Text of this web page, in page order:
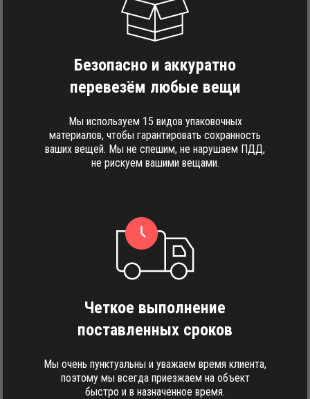
Безопасно и аккуратно
перевезём любые вещи
Мы используем 15 видов упаковочных
материалов, чтобы гарантировать сохранность
ваших вещей. Мы не спешим, не нарушаем ПДД,
не рискуем вашими вещами.
Четкое выполнение
поставленных сроков
Мы очень пунктуальны и уважаем время клиента,
поэтому мы всегда приезжаем на объект
быстро и в назначенное время.